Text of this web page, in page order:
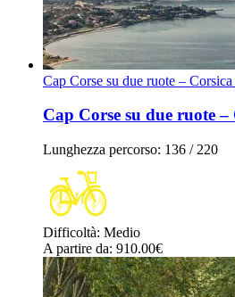
Cap Corse su due ruote –
Cap Corse su due ruote
Lunghezza percorso: 136 / 220
Difficoltà: Medio
A partire da: 910.00€